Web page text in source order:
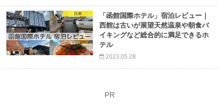
日本
「函館国際ホテル」宿泊レビュー｜
西館は古いが展望天然温泉や朝食バ
イキングなど総合的に満足できるホ
テル
2023.05.28
PR